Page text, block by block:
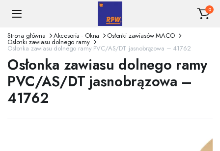
0
Strona główna Akcesoria - Okna Osłonki zawiasów MACO
Osłonki zawiasu dolnego ramy
Osłonka zawiasu dolnego ramy PVC/AS/DT jasnobrązowa – 41762
Osłonka zawiasu dolnego ramy
PVC/AS/DT jasnobrązowa –
41762